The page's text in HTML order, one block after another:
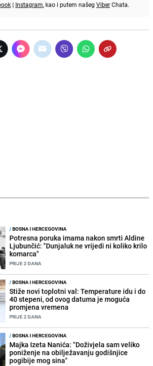
| Instagram, kao i putem našeg ViberChata.
/BOSNA I HERCEGOVINA
Potresna poruka imama nakon smrti Aldine
Ljubunčić: "Dunjaluk ne vrijedi ni koliko krilo
komarca"
PRIJE 2 DANA
/BOSNA I HERCEGOVINA
Stiže novi toplotni val: Temperature idu i do
40 stepeni, od ovog datuma je moguća
promjena vremena
PRIJE 2 DANA
/BOSNA I HERCEGOVINA
Majka Izeta Nanića: "Doživjela sam veliko
poniženje na obilježavanju godišnjice
pogibije mog sina"